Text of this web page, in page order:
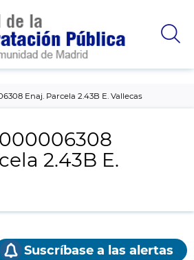
Enaj. Parcela 2.43B E. Vallecas
2.43B E.
Suscríbase a las alertas